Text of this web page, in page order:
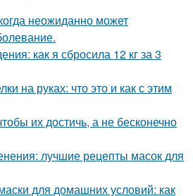
неожиданно может
как я сбросила 12 кг за 3
на руках: что это и как с этим
их достичь, а не бесконечно
лучшие рецепты масок для
для домашних условий: как